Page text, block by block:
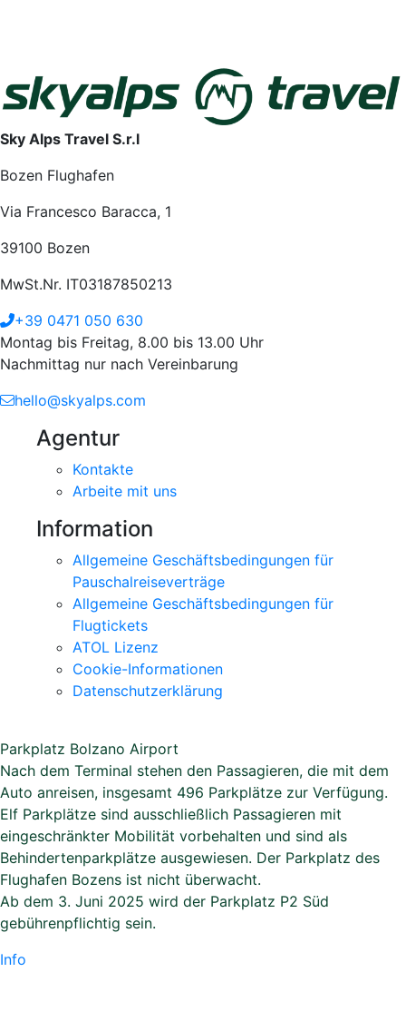
Sky Alps Travel S.r.l
Bozen Flughafen
Via Francesco Baracca, 1
39100 Bozen
MwSt.Nr. IT03187850213
+39 0471 050 630
Montag bis Freitag, 8.00 bis 13.00 Uhr
Nachmittag nur nach Vereinbarung
hello@skyalps.com
Agentur
Kontakte
Arbeite mit uns
Information
Allgemeine Geschäftsbedingungen für
Pauschalreiseverträge
Allgemeine Geschäftsbedingungen für
Flugtickets
ATOL Lizenz
Cookie-Informationen
Datenschutzerklärung
Parkplatz Bolzano Airport
Nach dem Terminal stehen den Passagieren, die mit dem
Auto anreisen, insgesamt 496 Parkplätze zur Verfügung.
Elf Parkplätze sind ausschließlich Passagieren mit
eingeschränkter Mobilität vorbehalten und sind als
Behindertenparkplätze ausgewiesen. Der Parkplatz des
Flughafen Bozens ist nicht überwacht.
Ab dem 3. Juni 2025 wird der Parkplatz P2 Süd
gebührenpflichtig sein.
Info